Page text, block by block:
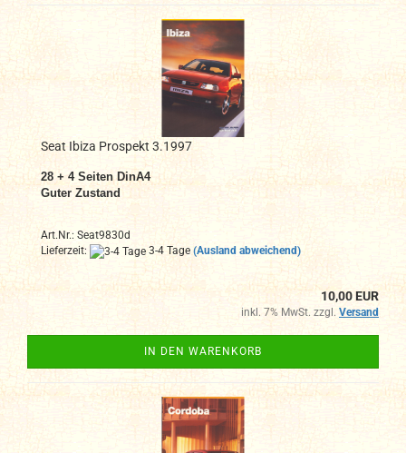
Seat Ibiza Prospekt 3.1997
28 + 4 Seiten DinA4
Guter Zustand
Art.Nr.: Seat9830d
Lieferzeit:
3-4 Tage (Ausland abweichend)
10,00 EUR
inkl. 7% MwSt. zzgl. Versand
IN DEN WARENKORB